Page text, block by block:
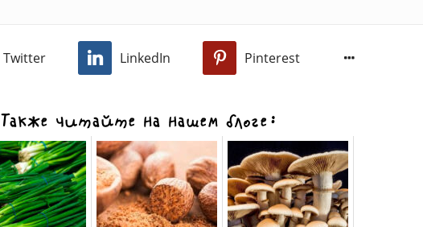
Twitter LinkedIn Pinterest
Также читайте на нашем блоге: